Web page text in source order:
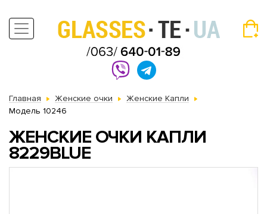
Главная Женские очки
Женские Капли
Модель 10246
ЖЕНСКИЕ ОЧКИ КАПЛИ
8229BLUE